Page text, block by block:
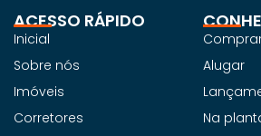
ACESSO RÁPIDO
Inicial
Sobre nós
Imóveis
Corretores
Alugar
Na